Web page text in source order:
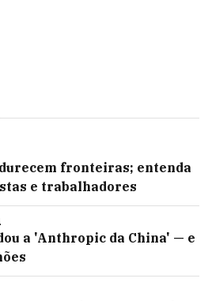
fronteiras; entenda
e trabalhadores
a 'Anthropic da China' — e